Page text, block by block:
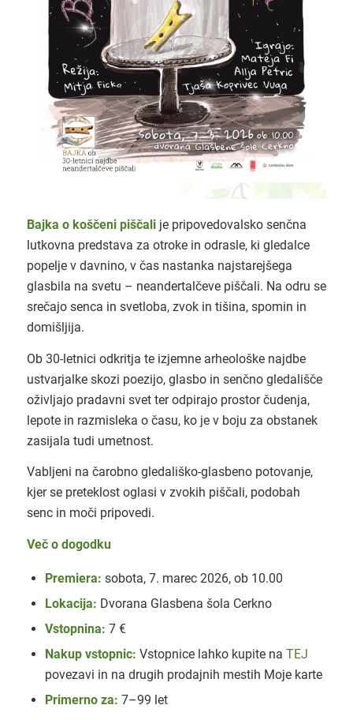
Bajka o koščeni piščalije pripovedovalsko senčna
lutkovna predstava za otroke in odrasle, ki gledalce
popelje v davnino, v čas nastanka najstarejšega
glasbila na svetu – neandertalčeve piščali. Na odru se
srečajo senca in svetloba, zvok in tišina, spomin in
domišljija.
Ob 30-letnici odkritja te izjemne arheološke najdbe
ustvarjalke skozi poezijo, glasbo in senčno gledališče
oživljajo pradavni svet ter odpirajo prostor čudenja,
lepote in razmisleka o času, ko je v boju za obstanek
zasijala tudi umetnost.
Vabljeni na čarobno gledališko-glasbeno potovanje,
kjer se preteklost oglasi v zvokih piščali, podobah
senc in moči pripovedi.
Več o dogodku
Premiera: sobota, 7. marec 2026, ob 10.00
Lokacija: Dvorana Glasbena šola Cerkno
Vstopnina: 7 €
Nakup vstopnic: Vstopnice lahko kupite na TEJ
povezavi in na drugih prodajnih mestih Moje karte
Primerno za: 7–99 let